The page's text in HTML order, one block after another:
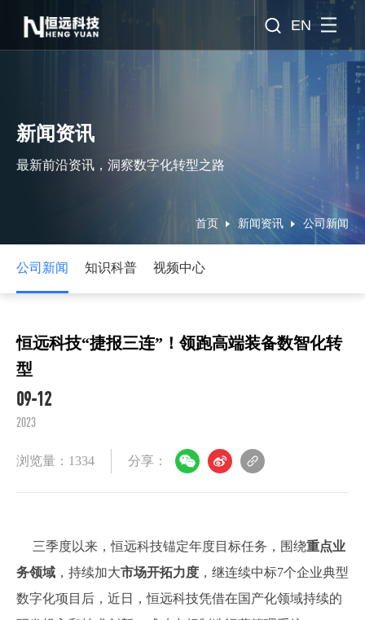
EN
新闻资讯
最新前沿资讯，洞察数字化转型之路
首页 新闻资讯 公司新闻
公司新闻 知识科普 视频中心
恒远科技“捷报三连”！领跑高端装备数智化转
型
09-12
2023
浏览量：1334 分享：
三季度以来，恒远科技锚定年度目标任务，围绕重点业
务领域 ，持续加大市场开拓力度 ，继连续中标7个企业典型
数字化项目后，近日，恒远科技凭借在国产化领域持续的